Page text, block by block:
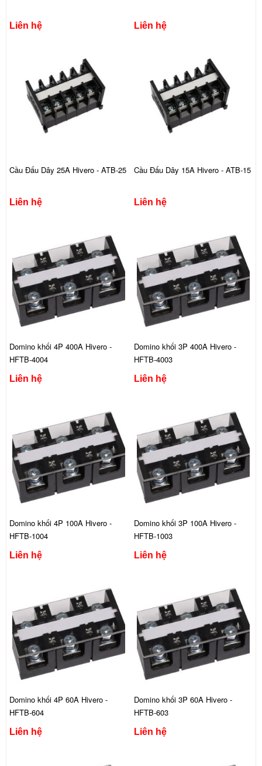
Liên hệ Liên hệ
Cầu Đấu Dây 25A Hivero - ATB-25
Liên hệ
Cầu Đấu Dây 15A Hivero - ATB-15
Liên hệ
Domino khối 4P 400A Hivero -
HFTB-4004
Liên hệ
Domino khối 3P 400A Hivero -
HFTB-4003
Liên hệ
Domino khối 4P 100A Hivero -
HFTB-1004
Liên hệ
Domino khối 3P 100A Hivero -
HFTB-1003
Liên hệ
Domino khối 4P 60A Hivero -
HFTB-604
Liên hệ
Domino khối 3P 60A Hivero -
HFTB-603
Liên hệ